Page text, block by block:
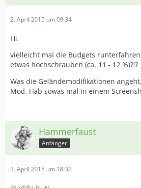
2. April 2015 um 09:34
Hi,
vielleicht mal die Budgets
etwas hochschrauben (ca. 11 - 12 %)?!?
Was die Geländemodifikationen
Mod. Hab sowas mal in einem
Hammerfaust
Anfänger
3. April 2015 um 18:32